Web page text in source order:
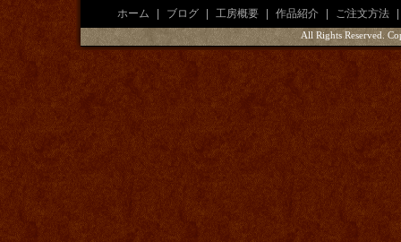
ホーム ブログ 工房概要 作品紹介 ご注文方法
All Rights Reserved.